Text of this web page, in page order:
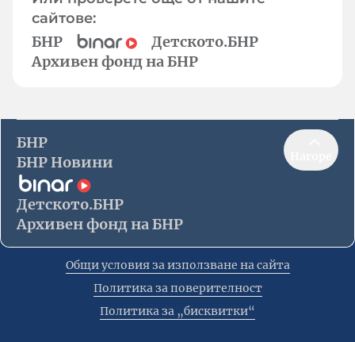
сайтове:
БНР
Детското.БНР
Архивен фонд на БНР
БНР
БНР Новини
Детското.БНР
Архивен фонд на БНР
Общи условия за използване на сайта
Политика за поверителност
Политика за „бисквитки“